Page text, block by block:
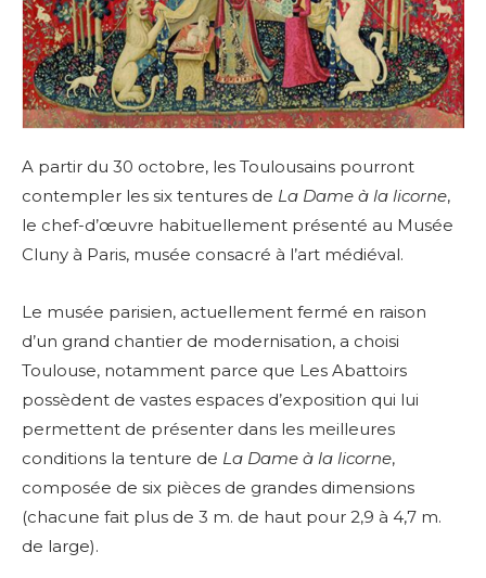
A partir du 30 octobre, les Toulousains pourront
contempler les six tentures de La Dame à la licorne,
le chef-d’œuvre habituellement présenté au Musée
Cluny à Paris, musée consacré à l’art médiéval.
Le musée parisien, actuellement fermé en raison
d’un grand chantier de modernisation, a choisi
Toulouse, notamment parce que Les Abattoirs
possèdent de vastes espaces d’exposition qui lui
permettent de présenter dans les meilleures
conditions la tenture de La Dame à la licorne,
composée de six pièces de grandes dimensions
(chacune fait plus de 3 m. de haut pour 2,9 à 4,7 m.
de large).